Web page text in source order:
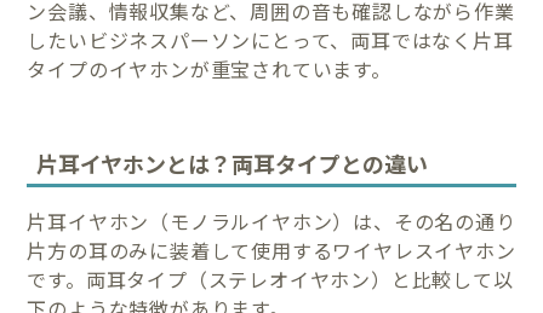
ン会議、情報収集など、周囲の音も確認しながら作業
したいビジネスパーソンにとって、両耳ではなく片耳
タイプのイヤホンが重宝されています。
片耳イヤホンとは？両耳タイプとの違い
片耳イヤホン（モノラルイヤホン）は、その名の通り
片方の耳のみに装着して使用するワイヤレスイヤホン
です。両耳タイプ（ステレオイヤホン）と比較して以